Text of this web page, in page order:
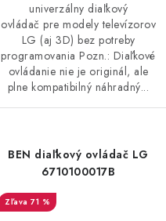
univerzálny diaľkový
ovládač pre modely televízorov
LG (aj 3D) bez potreby
programovania Pozn.: Diaľkové
ovládanie nie je originál, ale
plne kompatibilný náhradný...
BEN diaľkový ovládač LG
6710100017B
71 %